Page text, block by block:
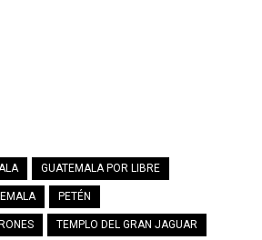
GUATEMALA POR LIBRE
PETÉN
TEMPLO DEL GRAN JAGUAR